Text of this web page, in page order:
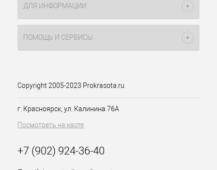
ДЛЯ ИНФОРМАЦИИ
ПОМОЩЬ И СЕРВИСЫ
Copyright 2005-2023 Prokrasota.ru
г. Красноярск, ул. Калинина 76А
Посмотреть на карте
+7 (902) 924-36-40